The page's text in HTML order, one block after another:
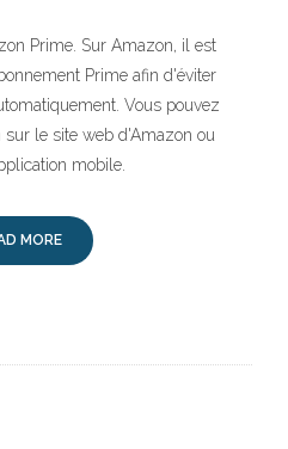
Prime. Sur Amazon, il est
Prime afin d'éviter
Vous pouvez
sur le site web d'Amazon ou
mobile.
MORE